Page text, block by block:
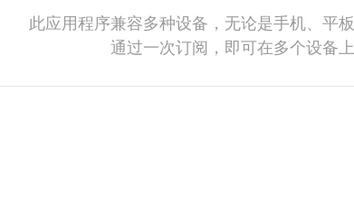
此应用程序兼容多种设备，无论是手机、平
通过一次订阅，即可在多个设备